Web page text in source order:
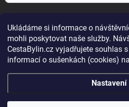
Ukládáme si informace o
mohli poskytovat naše služby.
CestaBylin.cz vyjadřujete souhlas
informací o sušenkách (cookies)
Nastavení
Přihlásit se